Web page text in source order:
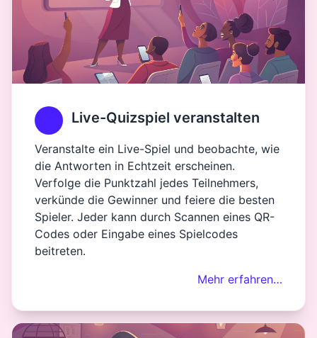
Live-Quizspiel veranstalten
Veranstalte ein Live-Spiel und beobachte, wie
die Antworten in Echtzeit erscheinen.
Verfolge die Punktzahl jedes Teilnehmers,
verkünde die Gewinner und feiere die besten
Spieler. Jeder kann durch Scannen eines QR-
Codes oder Eingabe eines Spielcodes
beitreten.
Mehr erfahren…